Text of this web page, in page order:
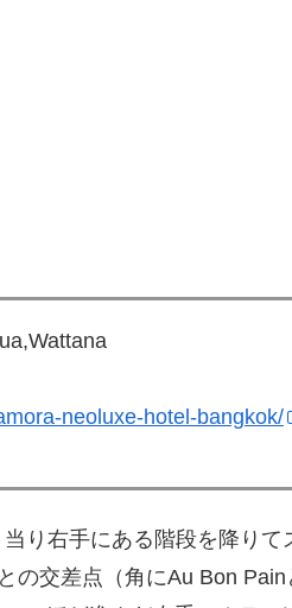
neoluxe-hotel-bangkok/
り右手にある階段を降りて
の交差点（角にAu Bon